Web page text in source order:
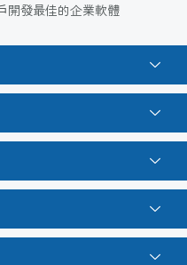
開發最佳的企業軟體